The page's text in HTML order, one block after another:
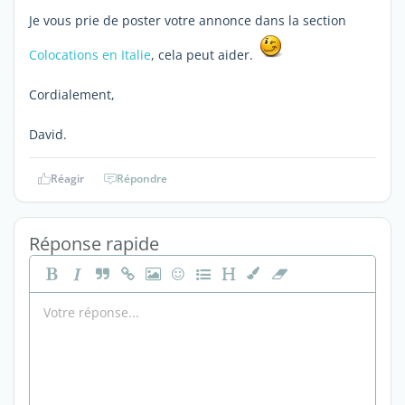
Je vous prie de poster votre annonce dans la section
Colocations en Italie, cela peut aider.
Cordialement,
David.
Réagir Répondre
Réponse rapide